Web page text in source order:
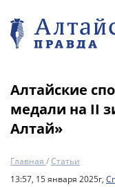
Алтайские
медали на II
Алтай»
Главная /Статьи
13:57, 15 января 2025г,